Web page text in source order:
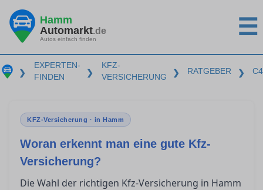
Hamm
Automarkt.de
Autos einfach finden ☰
❯
EXPERTEN-
FINDEN
❯
KFZ-
VERSICHERUNG
❯ RATGEBER ❯
KFZ-Versicherung · in Hamm
Woran erkennt man eine gute Kfz-
Versicherung?
Die Wahl der richtigen Kfz-Versicherung in Hamm